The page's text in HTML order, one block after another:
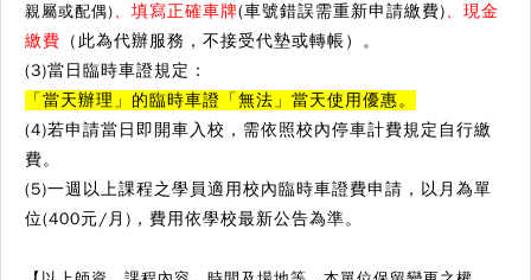
親屬或配偶)、填寫正確車牌(車號錯誤需重新申請繳費)、現金
繳費 （此為代辦服務，不接受代墊或轉帳）。
(3)當日臨時車證規定：
「當天辦理」的臨時車證「無法」當天使用優惠。
(4)若申請當日即開車入校，需依照校內停車計費規定自行繳
費。
(5)一週以上課程之學員適用校內臨時車證費申請，以月為單
位(400元/月)，費用依學校最新公告為準。